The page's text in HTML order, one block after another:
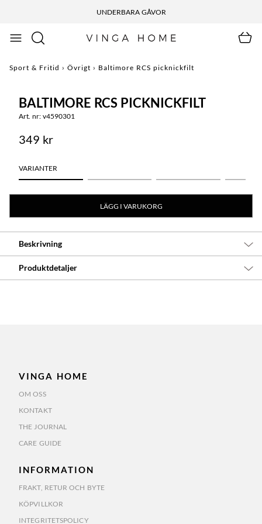
UNDERBARA GÅVOR
Sport & Fritid › Övrigt › Baltimore RCS picknickfilt
BALTIMORE RCS PICKNICKFILT
Art. nr: v4590301
349 kr
VARIANTER
LÄGG I VARUKORG
Beskrivning
Produktdetaljer
VINGA HOME
OM OSS
KONTAKT
THE JOURNAL
CARE GUIDE
INFORMATION
FRAKT, RETUR OCH BYTE
KÖPVILLKOR
INTEGRITETSPOLICY